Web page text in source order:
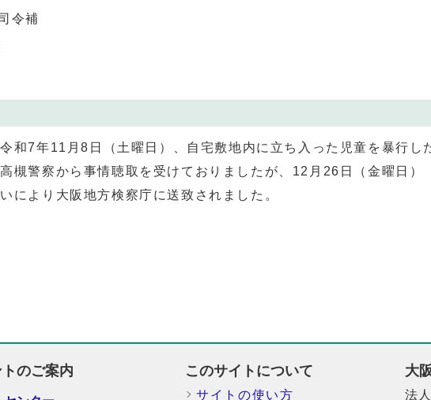
令補
和7年11 月8日（土曜日）、自宅敷地内に立ち入った児童を暴行し
槻警察から事情聴取を受けておりましたが、12月26日（金曜日）
により大阪地方検察庁に送致されました。
のご案内 このサイトについて
サイトの使い方
大
法